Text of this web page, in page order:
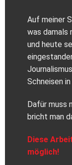
Auf meiner
was damals
und heute
Schneisen
Dafür muss
bricht man
Diese
möglich!